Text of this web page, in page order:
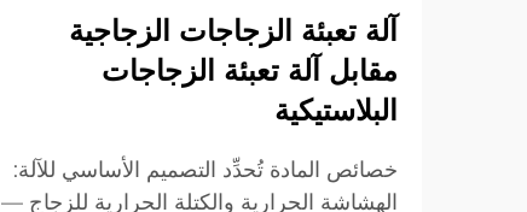
آلة تعبئة الزجاجات الزجاجية
مقابل آلة تعبئة الزجاجات
البلاستيكية
خصائص المادة تُحدِّد التصميم الأساسي للآلة:
الهشاشة الحرارية والكتلة الحرارية للزجاج —